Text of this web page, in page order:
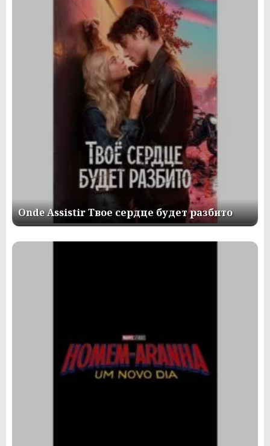
Onde Assistir Твое сердце будет разбито